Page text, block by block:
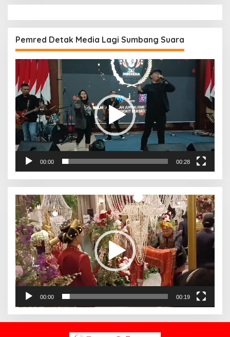
Pemred Detak Media Lagi Sumbang Suara
Pemutar
Video
00:00 00:28
Pemutar
Video
00:00 00:19